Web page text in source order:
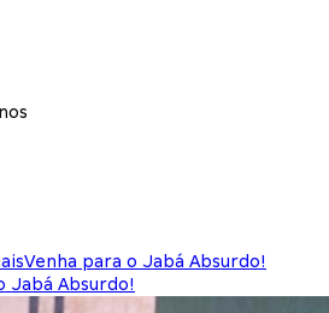
Venha para o Jabá Absurdo!
Jabá Absurdo!